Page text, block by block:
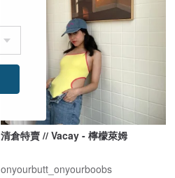
清倉特賣 // Vacay - 檸檬萊姆
onyourbutt_onyourboobs